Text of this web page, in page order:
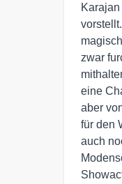
zwar
eine
aber
für den
auch